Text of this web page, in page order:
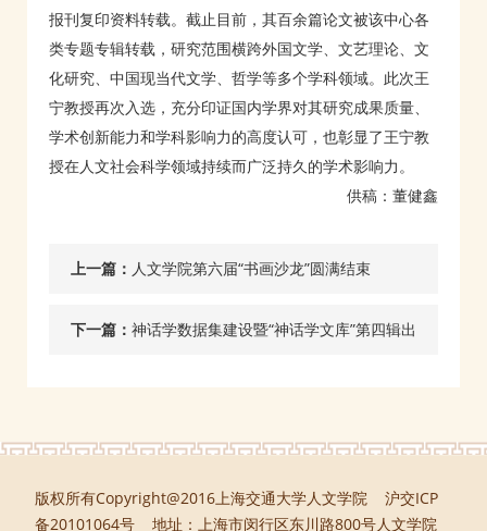
报刊复印资料转载。截止目前，其百余篇论文被该中心各
类专题专辑转载，研究范围横跨外国文学、文艺理论、文
化研究、中国现当代文学、哲学等多个学科领域。此次王
宁教授再次入选，充分印证国内学界对其研究成果质量、
学术创新能力和学科影响力的高度认可，也彰显了王宁教
授在人文社会科学领域持续而广泛持久的学术影响力。
供稿：董健鑫
上一篇： 人文学院第六届“书画沙龙”圆满结束
下一篇： 神话学数据集建设暨“神话学文库”第四辑出
版权所有Copyright@2016上海交通大学人文学院 沪交ICP
备20101064号 地址：上海市闵行区东川路800号人文学院